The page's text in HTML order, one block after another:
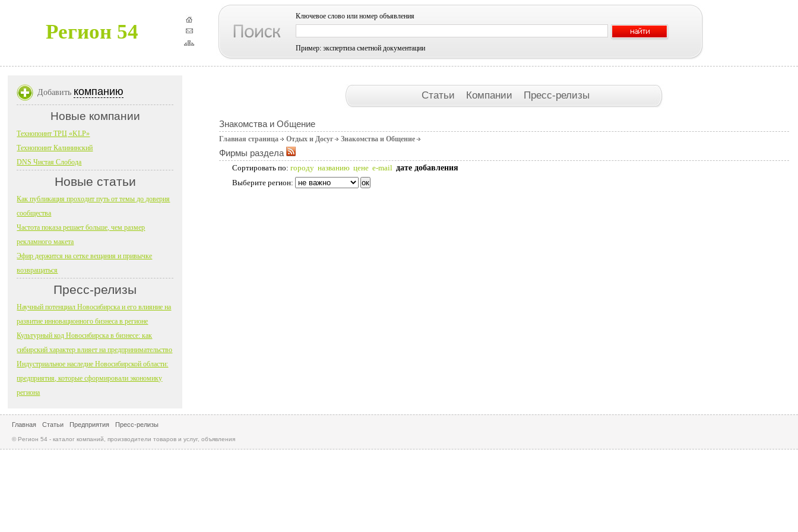
Регион 54
Ключевое слово или номер объявления
Пример: экспертиза сметной документации
Статьи Компании Пресс-релизы
Знакомства и Общение
Главная страница Отдых и Досуг Знакомства и Общение
Фирмы раздела
Сортировать по: городу названию цене e-mail дате добавления
Выберите регион:
Добавить компанию
Новые компании
Технопоинт ТРЦ «KLP»
Технопоинт Калининский
DNS Чистая Слобода
Новые статьи
Как публикация проходит путь от темы до доверия
сообщества
Частота показа решает больше, чем размер
рекламного макета
Эфир держится на сетке вещания и привычке
возвращаться
Пресс-релизы
Научный потенциал Новосибирска и его влияние на
развитие инновационного бизнеса в регионе
Культурный код Новосибирска в бизнесе: как
сибирский характер влияет на предпринимательство
Индустриальное наследие Новосибирской области:
предприятия, которые сформировали экономику
региона
Главная Статьи Предприятия Пресс-релизы
© Регион 54 - каталог компаний, производители товаров и услуг, объявления